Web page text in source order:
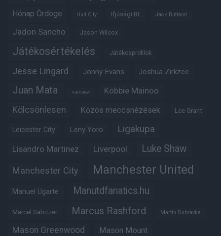
Hónap Ördöge Hull City Ifjúsági BL Jack Butland
Jadon Sancho Jason Wilcox
Játékosértékelés Játékosprofilok
Jesse Lingard Jonny Evans Joshua Zirkzee
Juan Mata Karl Darlow Kobbie Mainoo
Kölcsönlesen Közös meccsnézések Lee Grant
Leicester City Leny Yoro Ligakupa
Lisandro Martinez Liverpool Luke Shaw
Manchester City Manchester United
Manuel Ugarte Manutdfanatics.hu
Marcel Sabitzer Marcus Rashford Martin Dubravka
Mason Greenwood Mason Mount